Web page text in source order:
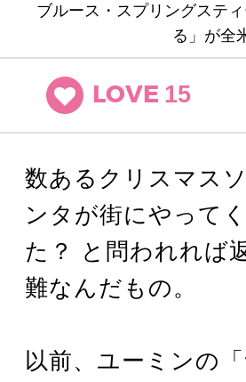
ブルース・スプリングステ
る」が全
LOVE 15
数あるクリスマス
ンタが街にやって
た？ と問われれば
難なんだもの。
以前、ユーミンの